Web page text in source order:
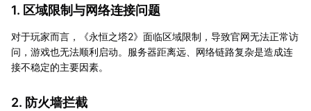
1. 区域限制与网络连接问题
对于玩家而言，《永恒之塔2》面临区域限制，导致官网无法正常访
问，游戏也无法顺利启动。服务器距离远、网络链路复杂是造成连
接不稳定的主要因素。
2. 防火墙拦截